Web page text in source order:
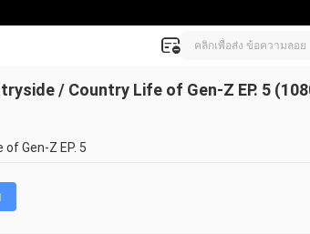
/ Country Life of Gen-Z EP. 5
Gen-Z EP. 5